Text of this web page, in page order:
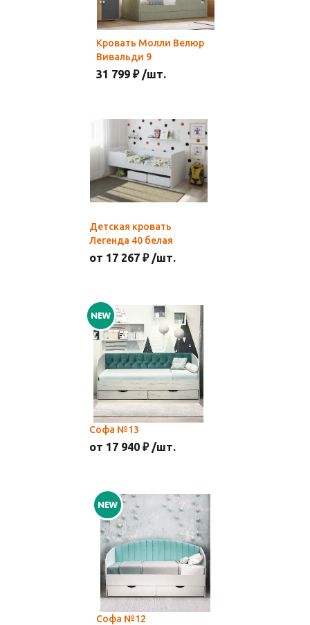
Кровать Молли Велюр
Вивальди 9
31 799 ₽ /шт.
Детская кровать
Легенда 40 белая
от 17 267 ₽ /шт.
Софа №13
от 17 940 ₽ /шт.
Софа №12